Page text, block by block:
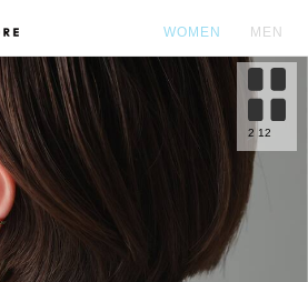
WOMEN MEN
2 12